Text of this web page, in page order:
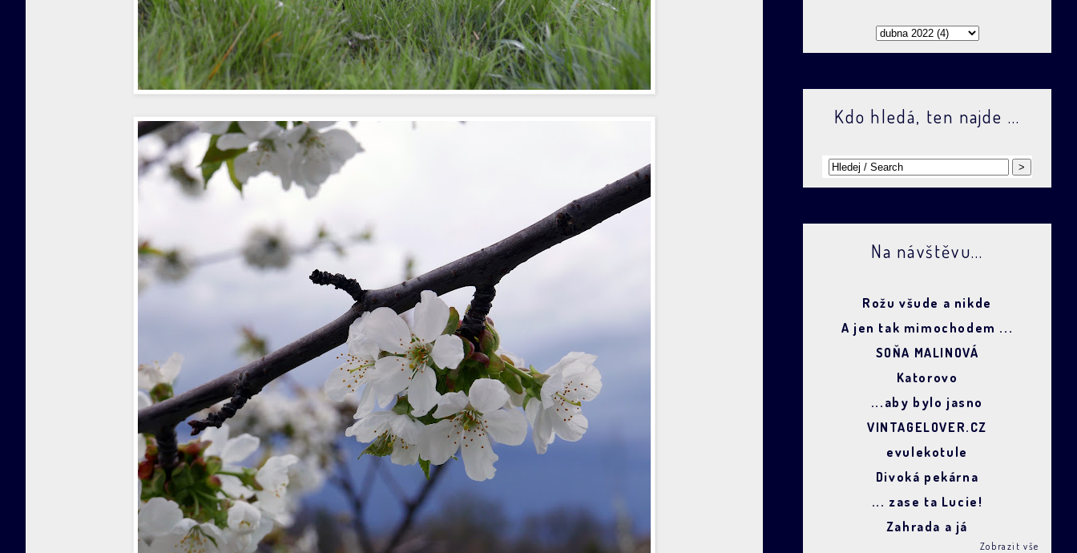
Kdo hledá, ten najde ...
Na návštěvu...
Rožu všude a nikde
A jen tak mimochodem ...
SOŇA MALINOVÁ
Katorovo
...aby bylo jasno
VINTAGELOVER.CZ
evulekotule
Divoká pekárna
... zase ta Lucie!
Zahrada a já
Zobrazit vše